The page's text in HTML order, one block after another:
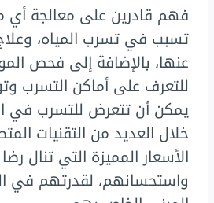
فهم قادرين على معالجة أي
تسبب في تسرب المياه، وعلاج
عنها، بالإضافة إلى فحص
للتعرف على أماكن التسرب
يمكن أن تتعرض للتسرب في
خلال العديد من التقنيات
الأسعار المميزة التي تنال
واستحسانهم، لقدرتهم في